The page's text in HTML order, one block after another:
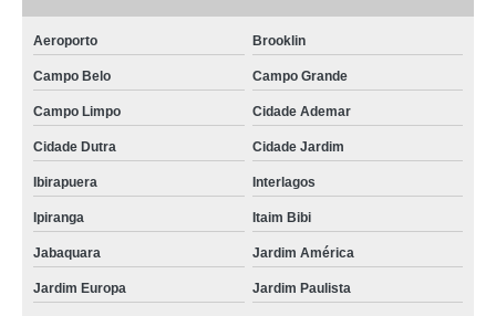
Aeroporto Brooklin
Campo Belo Campo Grande
Campo Limpo Cidade Ademar
Cidade Dutra Cidade Jardim
Ibirapuera Interlagos
Ipiranga Itaim Bibi
Jabaquara Jardim América
Jardim Europa Jardim Paulista